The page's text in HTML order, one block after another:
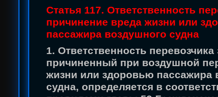
Статья 117. Ответственность
причинение вреда жизни или
пассажира воздушного судна
1. Ответственность перевозчика
причиненный при воздушной
жизни или здоровью пассажира
судна, определяется в